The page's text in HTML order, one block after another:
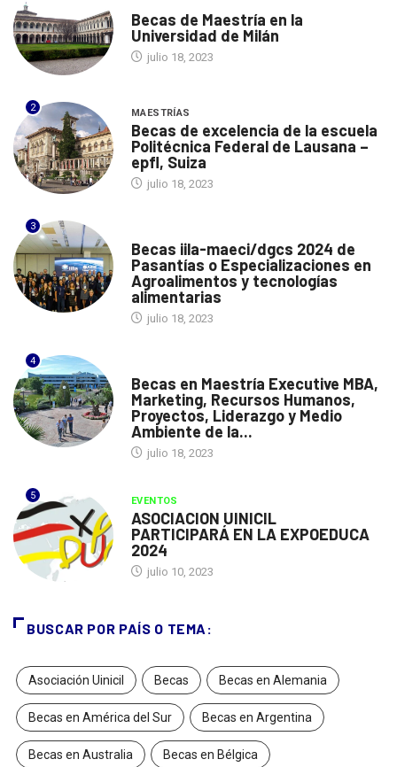
Becas de Maestría en la
Universidad de Milán
julio 18, 2023
2 MAESTRÍAS
Becas de excelencia de la escuela
Politécnica Federal de Lausana –
epfl, Suiza
julio 18, 2023
3
Becas iila-maeci/dgcs 2024 de
Pasantías o Especializaciones en
Agroalimentos y tecnologías
alimentarias
julio 18, 2023
4
Becas en Maestría Executive MBA,
Marketing, Recursos Humanos,
Proyectos, Liderazgo y Medio
Ambiente de la...
julio 18, 2023
5 EVENTOS
ASOCIACION UINICIL
PARTICIPARÁ EN LA EXPOEDUCA
2024
julio 10, 2023
BUSCAR POR PAÍS O TEMA:
Asociación Uinicil Becas Becas en Alemania
Becas en América del Sur Becas en Argentina
Becas en Australia Becas en Bélgica